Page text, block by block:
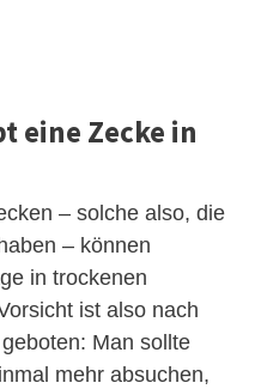
eine Zecke in
– solche also, die
– können
in trockenen
ist also nach
Man sollte
mehr absuchen,